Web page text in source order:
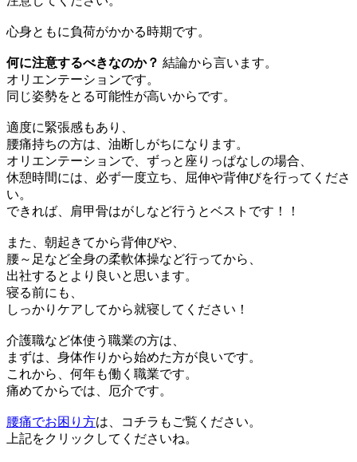
心身ともに負荷がかかる時期です。
何に注意するべきなのか？ 結論から言います。
オリエンテーションです。
同じ姿勢をとる可能性が高いからです。
適度に緊張感もあり、
腰痛持ちの方は、油断しがちになります。
オリエンテーションで、ずっと座りっぱなしの場合、
休憩時間には、必ず一度立ち、屈伸や背伸びを行ってくださ
い。
できれば、肩甲骨はがしなど行うとベストです！！
また、朝起きてから背伸びや、
腰～足など全身の柔軟体操など行ってから、
出社するとより良いと思います。
寝る前にも、
しっかりケアしてから就寝してください！
介護職など体使う職業の方は、
まずは、身体作りから始めた方が良いです。
これから、何年も働く職業です。
痛めてからでは、厄介です。
腰痛でお困り方は、コチラもご覧ください。
上記をクリックしてくださいね。